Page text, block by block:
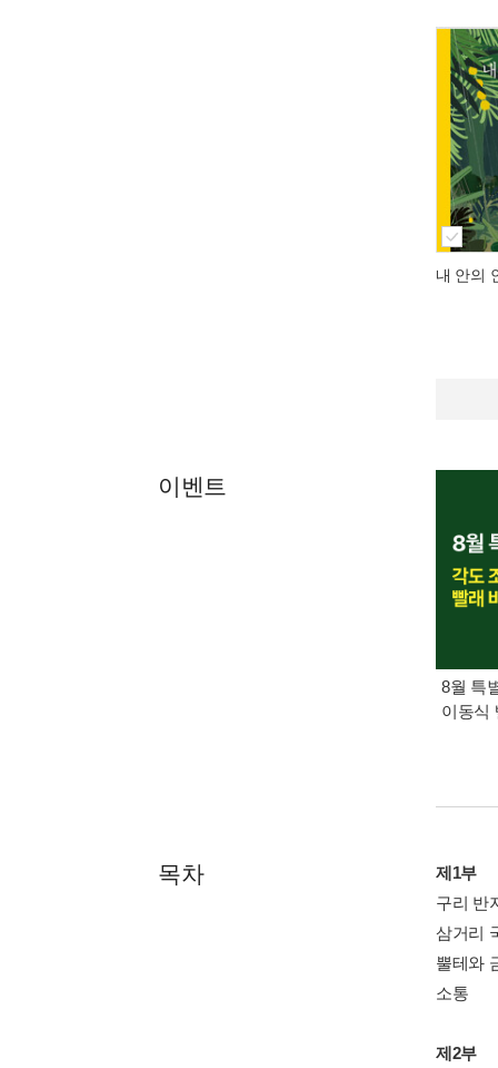
내 안의
이벤트
8월 특
이동식
목차
제1부
구리 반
삼거리
뿔테와
소통
제2부